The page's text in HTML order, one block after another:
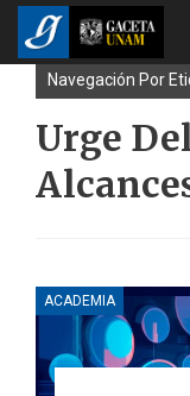
Navegación Por
Urge
ACADEMIA